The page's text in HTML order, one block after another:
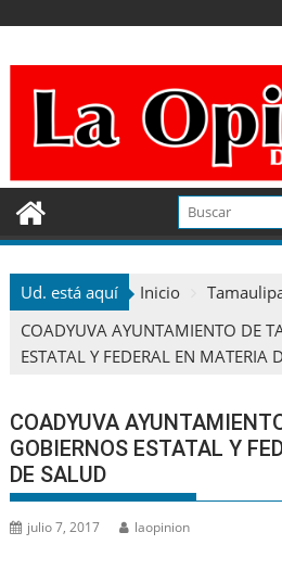
contenido
Ud. está aquí Inicio
COADYUVA AYUNTAMIENTO DE
ESTATAL Y FEDERAL EN MATERIA
COADYUVA
GOBIERNOS ESTATAL Y
DE SALUD
julio 7, 2017 laopinion